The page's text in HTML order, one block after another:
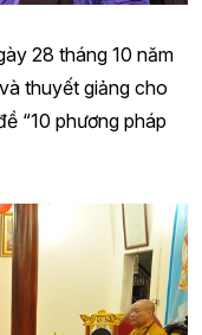
28 tháng 10 năm
thuyết giảng cho
“10 phương pháp